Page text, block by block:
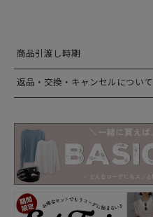
商品引渡し時期
返品・交換・キャンセルについて